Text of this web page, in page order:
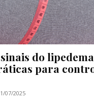
do
para
07/2025